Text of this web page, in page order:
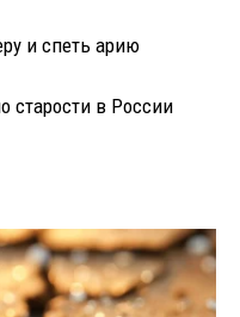
и спеть арию
старости в России